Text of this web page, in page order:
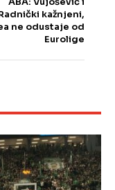
kažnjeni,
ne odustaje od
Eurolige